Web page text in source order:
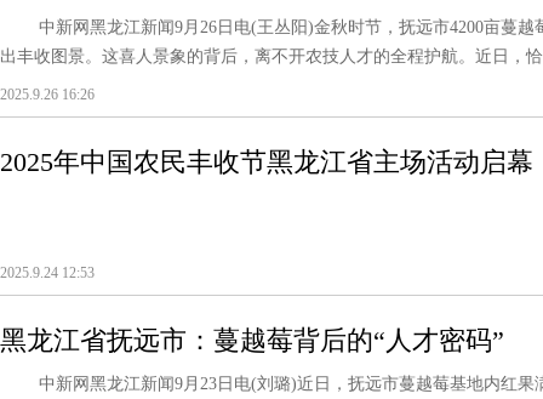
中新网黑龙江新闻9月26日电(王丛阳)金秋时节，抚远市4200亩蔓越
出丰收图景。这喜人景象的背后，离不开农技人才的全程护航。近日，
2025.9.26 16:26
2025年中国农民丰收节黑龙江省主场活动启幕
2025.9.24 12:53
黑龙江省抚远市：蔓越莓背后的“人才密码”
中新网黑龙江新闻9月23日电(刘璐)近日，抚远市蔓越莓基地内红果